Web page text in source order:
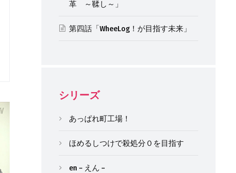
革 ～鞣し～」
第四話「WheeLog！が目指す未来」
シリーズ
あっぱれ町工場！
ほめるしつけで殺処分０を目指す
en – えん –